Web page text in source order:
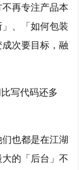
再专注产品本
、「如何包装
次要目标，融
写代码还多
也都是在江湖
的「后台」不